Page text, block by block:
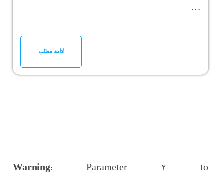
…
ادامه مطلب
Warning: Parameter 2 to